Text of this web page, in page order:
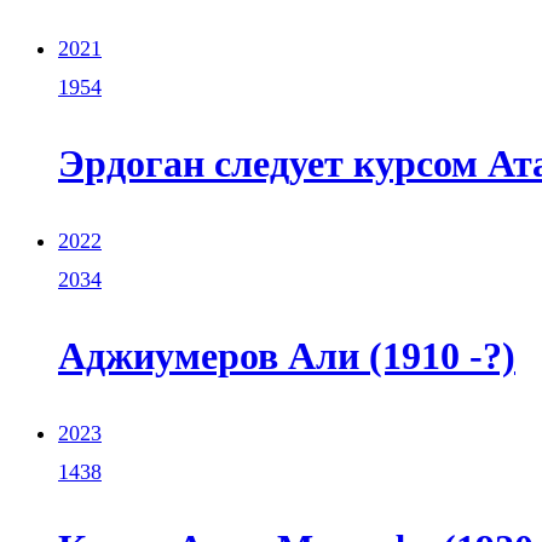
2021
1954
Эрдоган следует курсом
2022
2034
Аджиумеров Али (1910 -?)
2023
1438